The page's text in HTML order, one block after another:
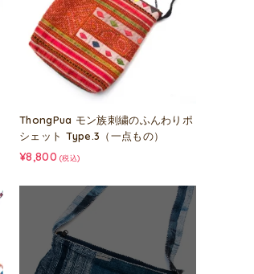
ThongPua モン族刺繍のふんわりポ
シェット Type.3（一点もの）
¥8,800 (税込)